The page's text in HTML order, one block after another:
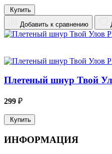
Купить
Добавить к сравнению
Плетеный шнур Твой
299 ₽
Купить
ИНФОРМАЦИЯ